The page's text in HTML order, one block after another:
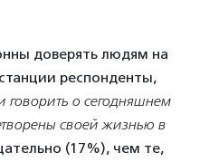
доверять людям на
респонденты,
говорить о сегодняшнем
своей жизнью в
(17%), чем те,